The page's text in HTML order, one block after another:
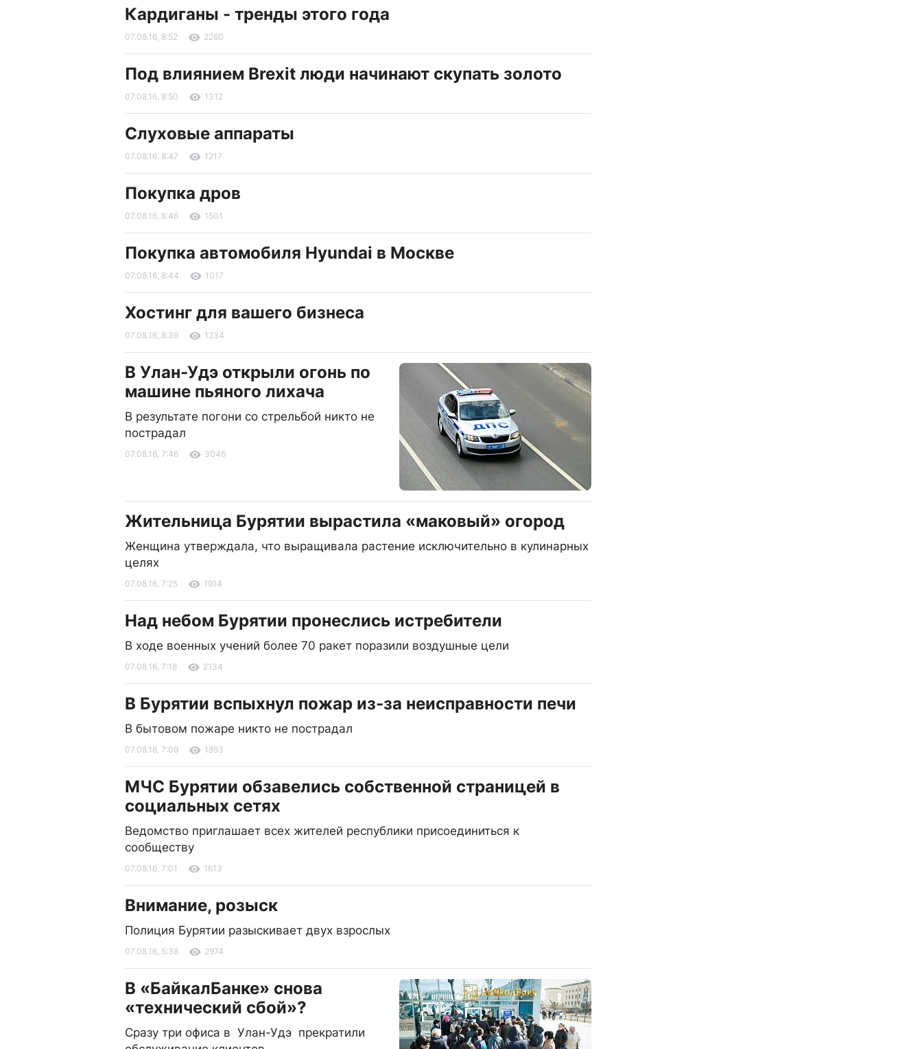
Кардиганы - тренды этого года
07.08.16, 8:52 2260
Под влиянием Brexit люди начинают скупать золото
07.08.16, 8:50 1312
Слуховые аппараты
07.08.16, 8:47 1217
Покупка дров
07.08.16, 8:46 1501
Покупка автомобиля Hyundai в Москве
07.08.16, 8:44 1017
Хостинг для вашего бизнеса
07.08.16, 8:39 1234
В Улан-Удэ открыли огонь по
машине пьяного лихача
В результате погони со стрельбой никто не
пострадал
07.08.16, 7:46 3046
Жительница Бурятии вырастила «маковый» огород
Женщина утверждала, что выращивала растение исключительно в кулинарных
целях
07.08.16, 7:25 1914
Над небом Бурятии пронеслись истребители
В ходе военных учений более 70 ракет поразили воздушные цели
07.08.16, 7:18 2134
В Бурятии вспыхнул пожар из-за неисправности печи
В бытовом пожаре никто не пострадал
07.08.16, 7:09 1893
МЧС Бурятии обзавелись собственной страницей в
социальных сетях
Ведомство приглашает всех жителей республики присоединиться к
сообществу
07.08.16, 7:01 1613
Внимание, розыск
Полиция Бурятии разыскивает двух взрослых
07.08.16, 5:38 2974
В «БайкалБанке» снова
«технический сбой»?
Сразу три офиса в Улан-Удэ прекратили